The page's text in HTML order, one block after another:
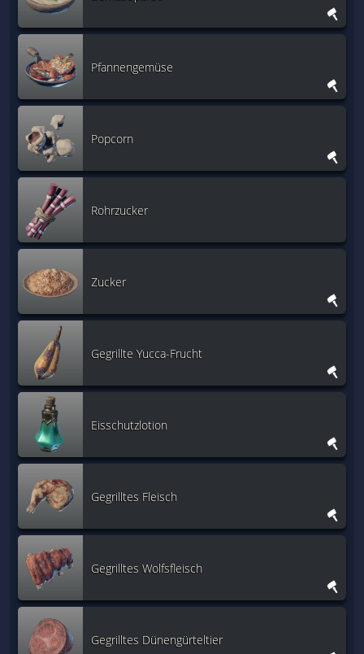
Pfannengemüse
Popcorn
Rohrzucker
Zucker
Gegrillte Yucca-Frucht
Eisschutzlotion
Gegrilltes Fleisch
Gegrilltes Wolfsfleisch
Gegrilltes Dünengürteltier